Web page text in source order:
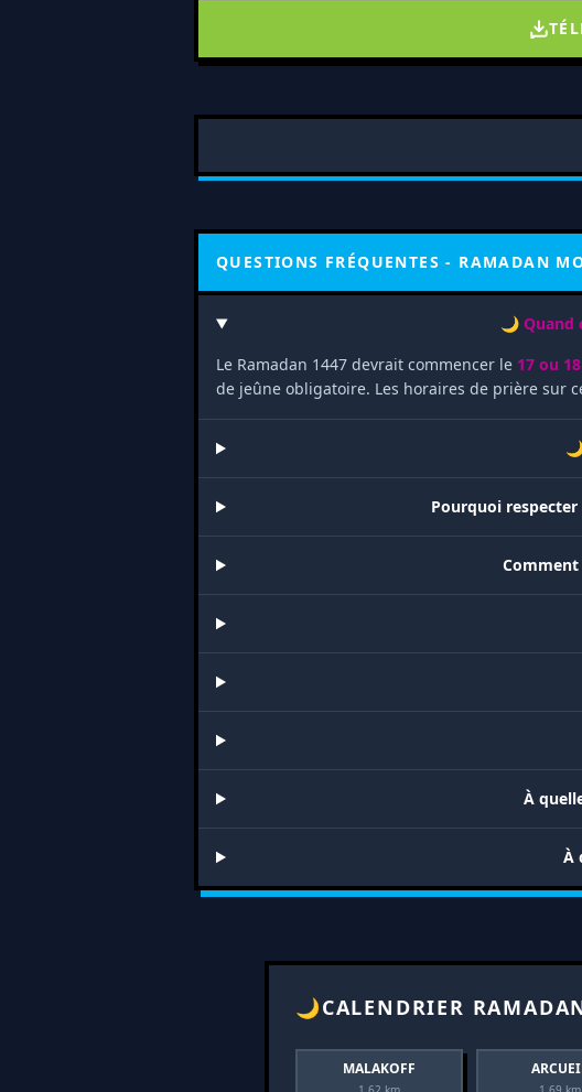
QUESTIONS FRÉQUENTES - RAMADAN
🌙 Quand
Le Ramadan 1447 devrait commencer le 17 ou
de jeûne obligatoire. Les horaires de prière sur
Pourquoi
Comment
À
À
🌙CALENDRIER
MALAKOFF